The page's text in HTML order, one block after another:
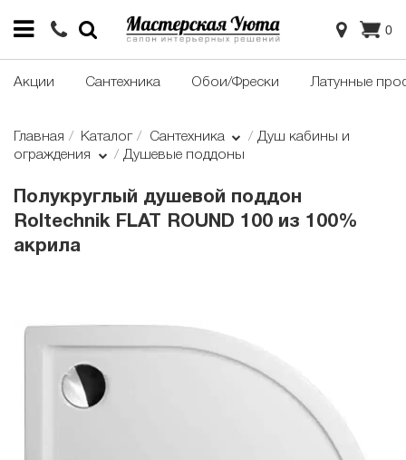
0
Акции Сантехника Обои/Фрески Латунные
Главная Каталог Сантехника
Душ кабины и
ограждения
Душевые поддоны
Полукруглый душевой поддон
Roltechnik FLAT ROUND 100 из 100%
акрила